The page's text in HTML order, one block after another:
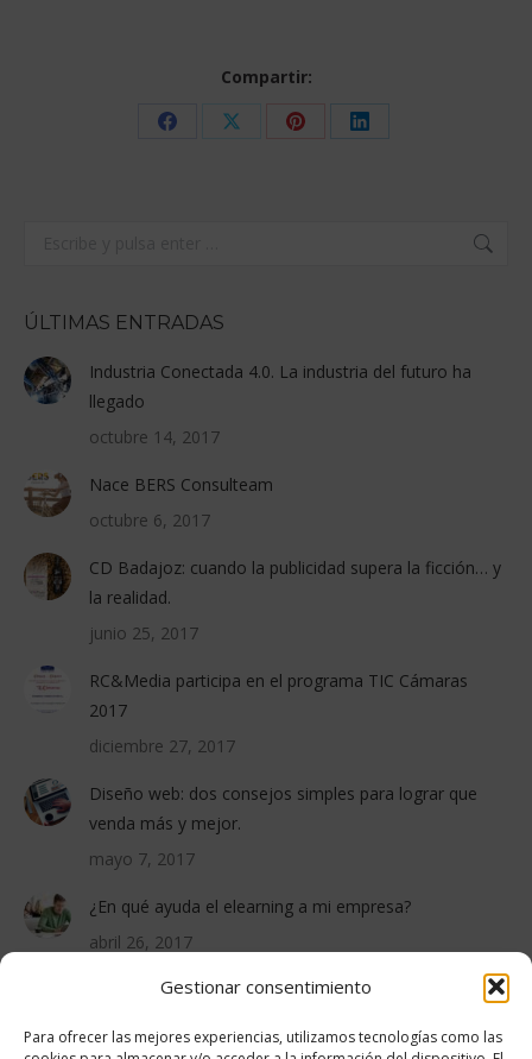
Gestionar consentimiento
Para ofrecer las mejores experiencias, utilizamos tecnologías como las
Compartir:
Share
Share
Share
Share
ÚLTIMAS ENTRADAS
Industria Conectada 4.0. La industria del futuro ha
llegado
octubre 14, 2017
Nace BERS Consulteam
octubre 6, 2017
CD Badajoz: cuando la publicidad supera la ficción… y
la realidad.
junio 25, 2017
RC&Media participa en el programa TIC Cámaras
2017
diciembre 27, 2017
Diseño web: dos consejos simples para lograr que
venda más y mejor.
mayo 7, 2017
¿En qué ayuda el elearning a mi empresa?
abril 26, 2017